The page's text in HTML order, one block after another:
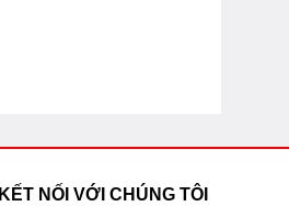
KẾT NỐI VỚI CHÚNG TÔI